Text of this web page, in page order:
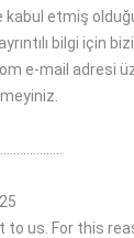
etmiş
bilgi için
e-mail adresi
us. For this